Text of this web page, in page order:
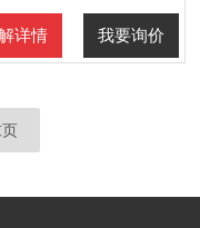
详情 我要询价